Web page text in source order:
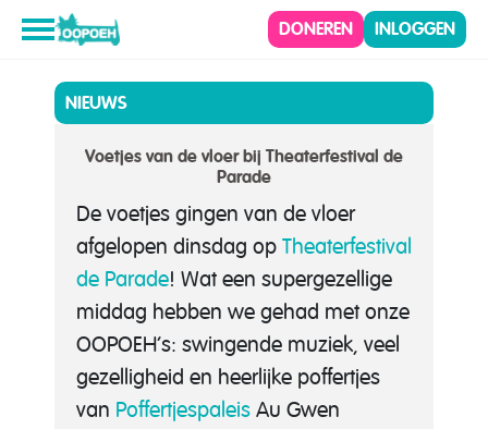
DONEREN INLOGGEN
NIEUWS
Voetjes van de vloer bij Theaterfestival de
Parade
De voetjes gingen van de vloer
afgelopen dinsdag op Theaterfestival
de Parade! Wat een supergezellige
middag hebben we gehad met onze
OOPOEH’s: swingende muziek, veel
gezelligheid en heerlijke poffertjes
van Poffertjespaleis Au Gwen